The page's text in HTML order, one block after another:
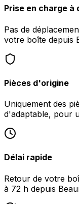
Prise en charge à
Pas de
votre boîte depuis
Pièces d'origine
Uniquement des
d'adaptable, pour
Délai rapide
Retour de votre
à 72 h depuis